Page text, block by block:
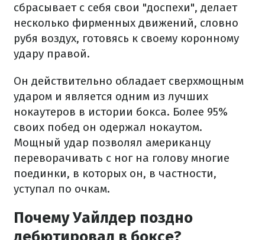
сбрасывает с себя свои "доспехи", делает
несколько фирменных движений, словно
рубя воздух, готовясь к своему коронному
удару правой.
Он действительно обладает сверхмощным
ударом и является одним из лучших
нокаутеров в истории бокса. Более 95%
своих побед он одержал нокаутом.
Мощный удар позволял американцу
переворачивать с ног на голову многие
поединки, в которых он, в частности,
уступал по очкам.
Почему Уайлдер поздно